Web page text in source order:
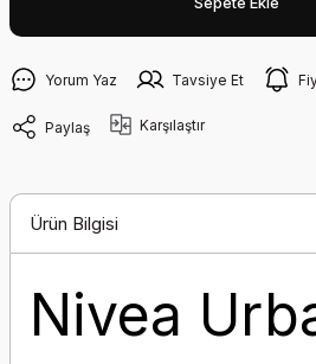
Yorum Yaz Tavsiye Et
Paylaş Karşılaştır
Ürün Bilgisi
Nivea